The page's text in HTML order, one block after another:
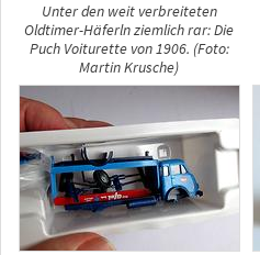
Unter den weit verbreiteten
Oldtimer-Häferln ziemlich rar: Die
Puch Voiturette von 1906. (Foto:
Martin Krusche)